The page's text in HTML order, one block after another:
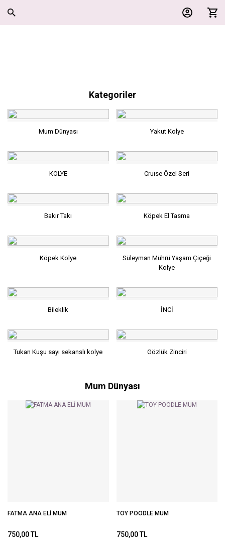
Kategoriler
Mum Dünyası Yakut Kolye
KOLYE Cruıse Özel Seri
Bakır Takı Köpek El Tasma
Köpek Kolye
Süleyman Mührü Yaşam Çiçeği
Kolye
Bileklik İNCİ
Tukan Kuşu sayı sekanslı kolye Gözlük Zinciri
Mum Dünyası
FATMA ANA ELİ MUM
750,00 TL
TOY POODLE MUM
750,00 TL